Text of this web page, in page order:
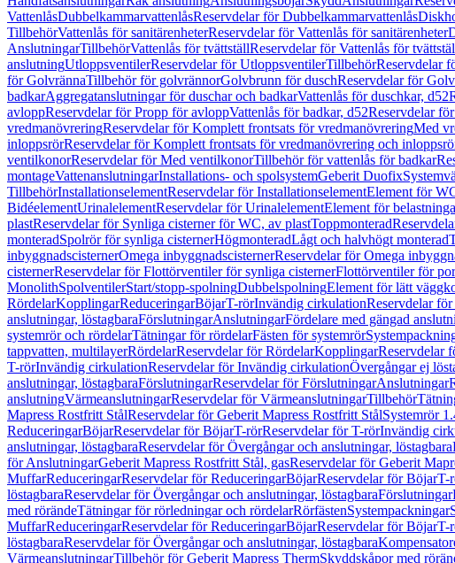
VattenlåsDubbelkammarvattenlåsReservdelar för Dubbelkammarvattenlås
TillbehörVattenlås för sanitärenheterReservdelar för Vattenlås för sanitärenheter
AnslutningarTillbehörVattenlås för tvättställReservdelar för Vattenlås för
anslutningUtloppsventilerReservdelar för UtloppsventilerTillbehörReservdelar
för GolvrännaTillbehör för golvrännorGolvbrunn för duschReservdelar för
badkarAggregatanslutningar för duschar och badkarVattenlås för duschkar, d52
avloppReservdelar för Propp för avloppVattenlås för badkar, d52Reservdelar
vredmanövreringReservdelar för Komplett frontsats för vredmanövreringMed
inloppsrörReservdelar för Komplett frontsats för vredmanövrering och
ventilkonorReservdelar för Med ventilkonorTillbehör för vattenlås för badkar
montageVattenanslutningarInstallations- och spolsystemGeberit Duofix
TillbehörInstallationselementReservdelar för InstallationselementElement för
BidéelementUrinalelementReservdelar för UrinalelementElement för
plastReservdelar för Synliga cisterner för WC, av plastToppmonterad
monteradSpolrör för synliga cisternerHögmonteradLågt och halvhögt monterad
inbyggnadscisternerOmega inbyggnadscisternerReservdelar för Omega
cisternerReservdelar för Flottörventiler för synliga cisternerFlottörventiler för
MonolithSpolventilerStart/stopp-spolningDubbelspolningElement för lätt
RördelarKopplingarReduceringarBöjarT-rörInvändig cirkulationReservdelar
anslutningar, löstagbaraFörslutningarAnslutningarFördelare med gängad
systemrör och rördelarTätningar för rördelarFästen för systemrör
tappvatten, multilayerRördelarReservdelar för RördelarKopplingarReservdelar
T-rörInvändig cirkulationReservdelar för Invändig cirkulationÖvergångar ej
anslutningar, löstagbaraFörslutningarReservdelar för FörslutningarAnslutningar
anslutningVärmeanslutningarReservdelar för VärmeanslutningarTillbehör
Mapress Rostfritt StålReservdelar för Geberit Mapress Rostfritt StålSystemrör
ReduceringarBöjarReservdelar för BöjarT-rörReservdelar för T-rörInvändig
anslutningar, löstagbaraReservdelar för Övergångar och anslutningar, löstagbara
för AnslutningarGeberit Mapress Rostfritt Stål, gasReservdelar för Geberit
MuffarReduceringarReservdelar för ReduceringarBöjarReservdelar för BöjarT-
löstagbaraReservdelar för Övergångar och anslutningar, löstagbaraFörslutningar
med rörändeTätningar för rörledningar och rördelarRörfästenSystempackningar
MuffarReduceringarReservdelar för ReduceringarBöjarReservdelar för BöjarT-
löstagbaraReservdelar för Övergångar och anslutningar, löstagbara
VärmeanslutningarTillbehör för Geberit Mapress ThermSkyddskåpor med